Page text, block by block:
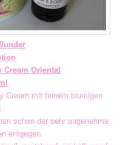
Cream Oriental
Cream mit feinem blumigen
schon der sehr angenehme
entgegen.